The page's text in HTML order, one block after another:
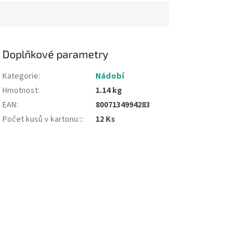
Doplňkové parametry
Kategorie:
Nádobí
Hmotnost:
1.14 kg
EAN:
8007134994283
Počet kusů v kartonu::: 12 Ks